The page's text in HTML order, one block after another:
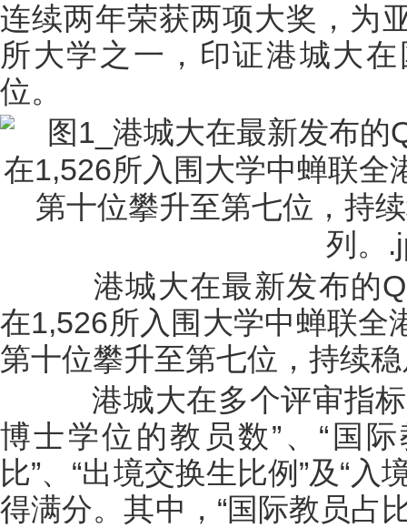
连续两年荣获两项大奖，为
所大学之一，印证港城大
位。
港城大在最新发布的
在1,526所入围大学中蝉联全
第十位攀升至第七位，持续
港城大在多个评审指标
博士学位的教员数”、“国
比”、“出境交换生比例”及“
得满分。其中，“国际教员占